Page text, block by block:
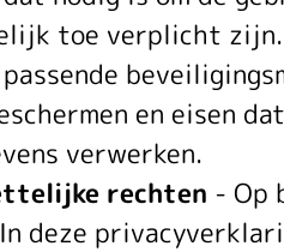
toe verplicht zijn.
en eisen
verwerken.
rechten - Op
deze